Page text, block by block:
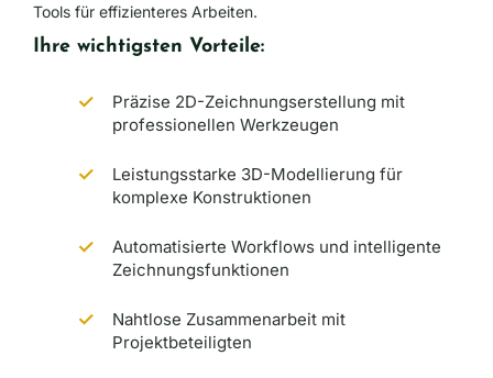
Tools für effizienteres Arbeiten.
Ihre wichtigsten Vorteile:
Präzise 2D-Zeichnungserstellung mit
professionellen Werkzeugen
Leistungsstarke 3D-Modellierung für
komplexe Konstruktionen
Automatisierte Workflows und intelligente
Zeichnungsfunktionen
Nahtlose Zusammenarbeit mit
Projektbeteiligten